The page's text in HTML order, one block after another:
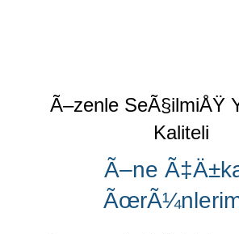
Ã–zenle SeÃ§ilmiÅŸ
Kaliteli
Ã–ne